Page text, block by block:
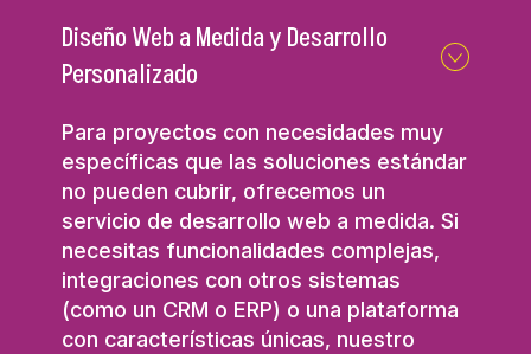
Diseño Web a Medida y Desarrollo
Personalizado
Para proyectos con necesidades muy
específicas que las soluciones estándar
no pueden cubrir, ofrecemos un
servicio de desarrollo web a medida. Si
necesitas funcionalidades complejas,
integraciones con otros sistemas
(como un CRM o ERP) o una plataforma
con características únicas, nuestro